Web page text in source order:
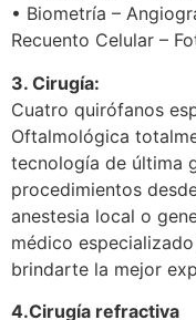
• Biometría –
Recuento Celular –
3. Cirugía:
Cuatro quirófanos
Oftalmológica
tecnología de última
procedimientos
anestesia local o
médico
brindarte la mejor
4.Cirugía refractiva